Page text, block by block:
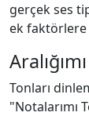
gerçek ses
ek faktörlere
Tonları
"Notalarımı